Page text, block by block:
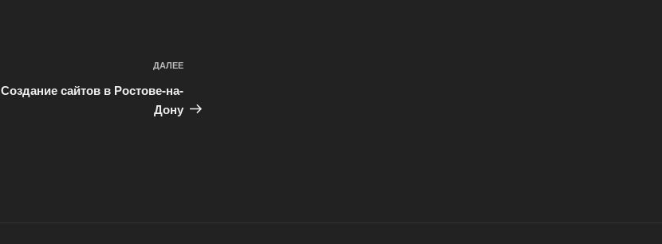
ДАЛЕЕ
Создание сайтов в Ростове-на-
Дону